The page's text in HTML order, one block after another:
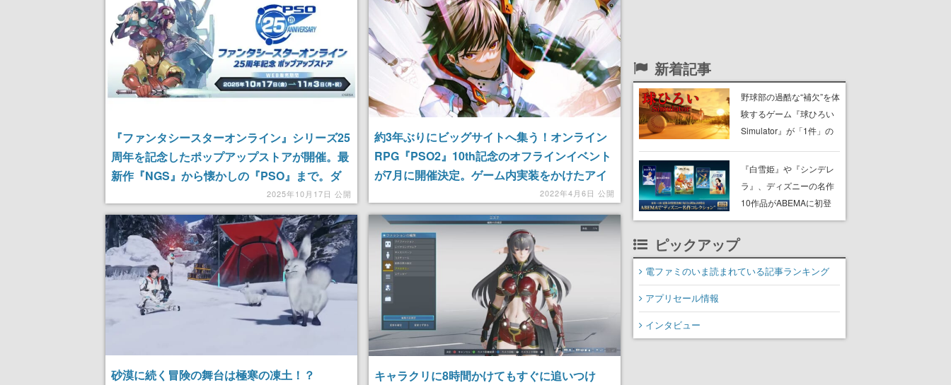
『ファンタシースターオンライン』シリーズ25
周年を記念したポップアップストアが開催。最
新作『NGS』から懐かしの『PSO』まで。ダ
ークファルスのヌードルストッパーや「六芒均
衡」のマット、シリーズのヒロインたちが集合
したマウスパッドなどがラインナップ
2025年10月17日 公開
約3年ぶりにビッグサイトへ集う！オンライン
RPG『PSO2』10th記念のオフラインイベント
が7月に開催決定。ゲーム内実装をかけたアイ
テムデザインコンテストの募集もスタート
2022年4月6日 公開
砂漠に続く冒険の舞台は極寒の凍土！？
キャラクリに8時間かけてもすぐに追いつけ
新着記事
野球部の過酷な“補欠”を体
験するゲーム『球ひろい
Simulator』が「1件」の
にチェコ語に対応しSNS
で話題に。『キングダ
ム・カム』開発元やチェ
『白雪姫』や『シンデレ
ラ』、ディズニーの名作
10作品がABEMAに初登
場。『101匹わんちゃ
ん』など、毎日1作品が午
後3時と夜8時に2回放送
ピックアップ
電ファミのいま読まれている記事ランキング
アプリセール情報
インタビュー